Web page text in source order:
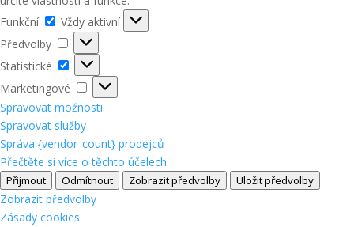
Funkční
Funkční
Vždy aktivní
Předvolby
Předvolby
Statistické
Statistické
Marketingové
Marketingové
Spravovat možnosti
Spravovat služby
Správa {vendor_count} prodejců
Přečtěte si více o těchto účelech
Přijmout Odmítnout Zobrazit předvolby Uložit předvolby
Zobrazit předvolby
Zásady cookies